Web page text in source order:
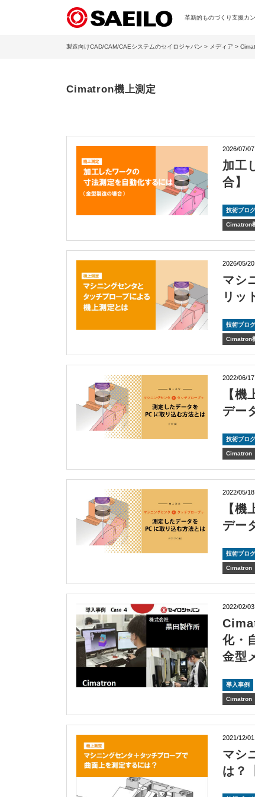
革新的ものづくり支援カ
製造向けCAD/CAM/CAEシステムのセイロジャパン > メディア >
Cimatron機上測定
2026/07/07
加工
合】
技術ブログ
Cimatron
2026/05/20
マシ
リッ
技術ブログ
Cimatron
2022/06/17
【
デー
技術ブログ
Cimatron
2022/05/18
【
デー
技術ブログ
Cimatron
2022/02/03
化・
金型
導入事例
Cimatron
2021/12/01
マシ
は？